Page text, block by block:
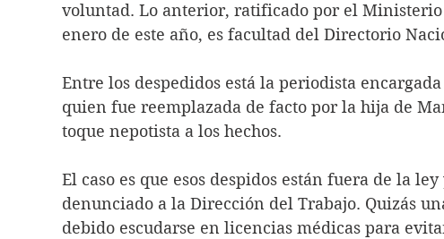
voluntad. Lo anterior, ratificado por el Ministerio
enero de este año, es facultad del Directorio
Entre los despedidos está la periodista
quien fue reemplazada de facto por la hija de
toque nepotista a los hechos.
El caso es que esos despidos están fuera de la
denunciado a la Dirección del Trabajo. Quizás
debido escudarse en licencias médicas para